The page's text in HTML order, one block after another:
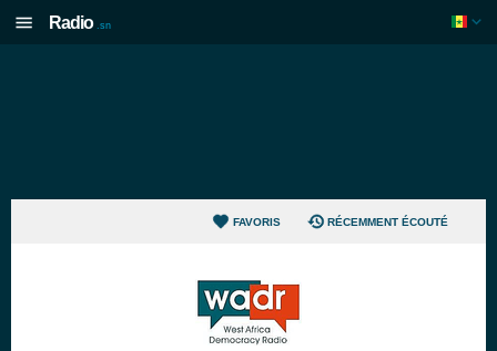
Radio .sn
FAVORIS RÉCEMMENT ÉCOUTÉ